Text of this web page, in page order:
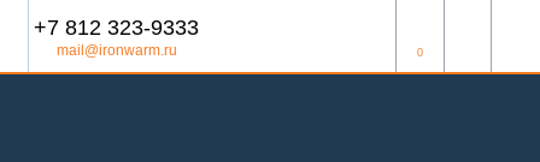
+7 812 323-9333
mail@ironwarm.ru 0